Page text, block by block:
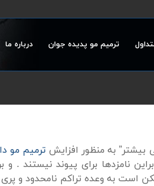
ترمیم مو پدیده جوان درباره ما
بیشتر” به منظور افزایش ترمیم مو
نامزدها برای پیوند نیستند . و
است به وعده تراکم نامحدود و پری